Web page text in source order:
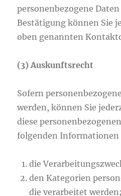
personenbezogene
Bestätigung können Sie
oben genannten
(3) Auskunftsrecht
Sofern
werden, können Sie
diese
folgenden Informationen
die
den Kategorien
die verarbeitet werden;